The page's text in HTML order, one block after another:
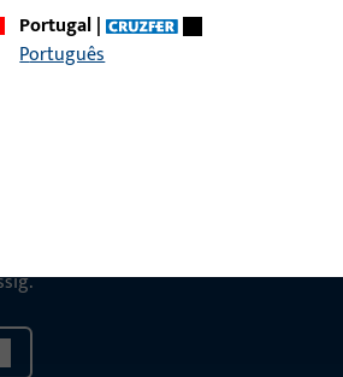
Portugal|
Português